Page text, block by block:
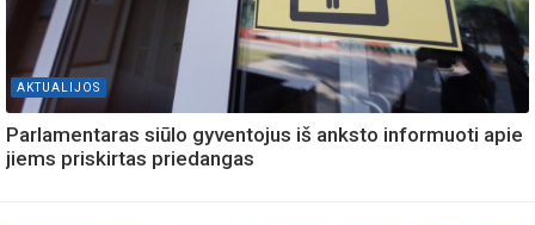
AKTUALIJOS
Parlamentaras siūlo gyventojus iš anksto informuoti apie
jiems priskirtas priedangas